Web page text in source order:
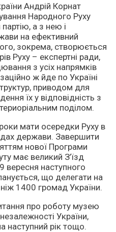
Андрій Корнат
Народного Руху
а з нею і
на ефективний
зокрема, створюється
Руху – експертні ради,
з усіх напрямків
ж йде по Україні
приводом для
їх у відповідність з
поділом.
мати осередки Руху в
держави. Завершити
нової Програми
має великий З’їзд
вересня наступного
що делегати на
1400 громад України.
про роботу музею
України,
наступний рік тощо.